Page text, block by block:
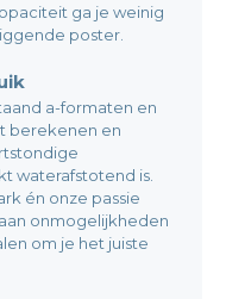
ga je weinig
poster.
a-formaten en
berekenen en
waterafstotend is.
én onze passie
onmogelijkheden
om je het juiste